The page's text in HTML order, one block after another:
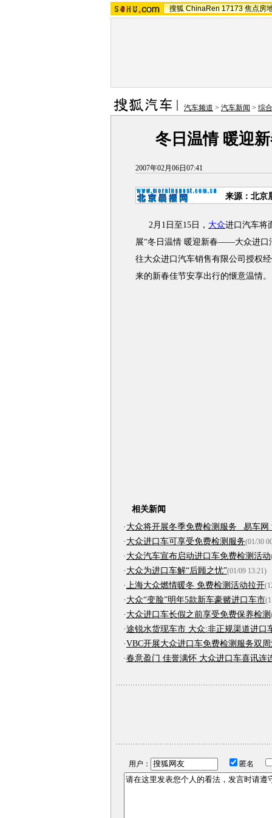
搜狐 ChinaRen 17173 焦点房
汽车频道 > 汽车新闻 > 综
冬日温情 暖迎
2007年02月06日07:41
来源：北京
2月1日至15日， 大众进口汽车将
展“冬日温情 暖迎新春——大众进口
往大众进口汽车销售有限公司授权
来的新春佳节安享出行的惬意温情。
相关新闻
· 大众将开展冬季免费检测服务 _易车网
· 大众进口车可享受免费检测服务(01/30
· 大众汽车宣布启动进口车免费检测活动
· 大众为进口车解“后顾之忧”(01/09 13:21)
·上海大众燃情暖冬 免费检测活动拉开
· 大众“变脸”明年5款新车豪赌进口车市
· 大众进口车长假之前享受免费保养检测
·途锐水货现车市 大众:非正规渠道进口
·VBC开展大众进口车免费检测服务双周
·春意盈门 佳誉满怀 大众进口车喜讯连
用户： 匿名